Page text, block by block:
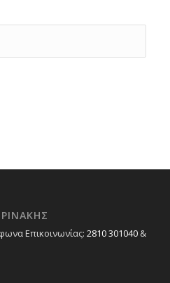
Επικοινωνίας: 2810 301040&